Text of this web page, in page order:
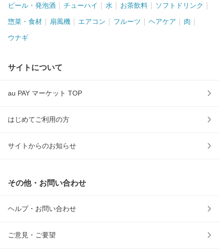
ビール・発泡酒 チューハイ 水 お茶飲料 ソフトドリンク
惣菜・食材 扇風機 エアコン フルーツ ヘアケア 肉
ウナギ
サイトについて
au PAY マーケット TOP
はじめてご利用の方
サイトからのお知らせ
その他・お問い合わせ
ヘルプ・お問い合わせ
ご意見・ご要望